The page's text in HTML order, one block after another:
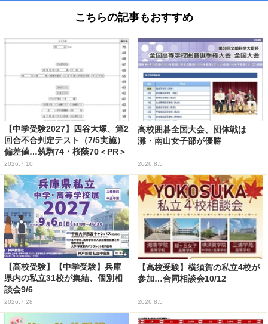
こちらの記事もおすすめ
【中学受験2027】四谷大塚、第2
回合不合判定テスト（7/5実施）
偏差値…筑駒74・桜蔭70＜PR＞
2026.7.10
高校囲碁全国大会、団体戦は
灘・南山女子部が優勝
2026.8.5
【高校受験】【中学受験】兵庫
県内の私立31校が集結、個別相
談会9/6
2026.7.28
【高校受験】横須賀の私立4校が
参加…合同相談会10/12
2026.8.5